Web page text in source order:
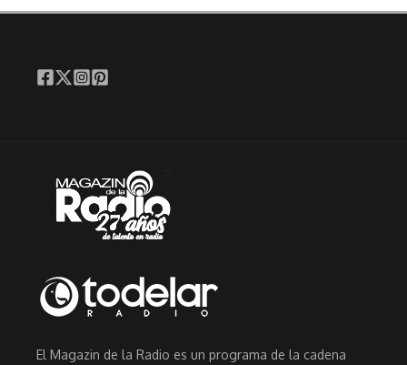
El Magazin de la Radio es un programa de la cadena